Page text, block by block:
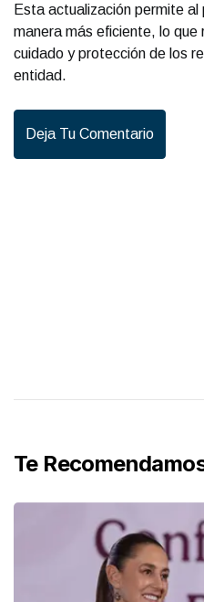
Esta actualización permite
manera más eficiente, lo que
cuidado y protección de los
entidad.
Deja Tu Comentario
Te